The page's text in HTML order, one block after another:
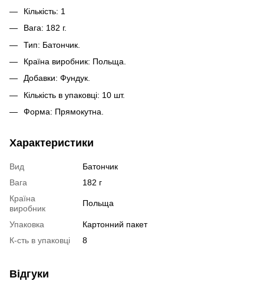
Кількість: 1
Вага: 182 г.
Тип: Батончик.
Країна виробник: Польща.
Добавки: Фундук.
Кількість в упаковці: 10 шт.
Форма: Прямокутна.
Характеристики
Вид
Батончик
Вага
182 г
Країна
виробник
Польща
Упаковка
Картонний пакет
К-сть в упаковці
8
Відгуки